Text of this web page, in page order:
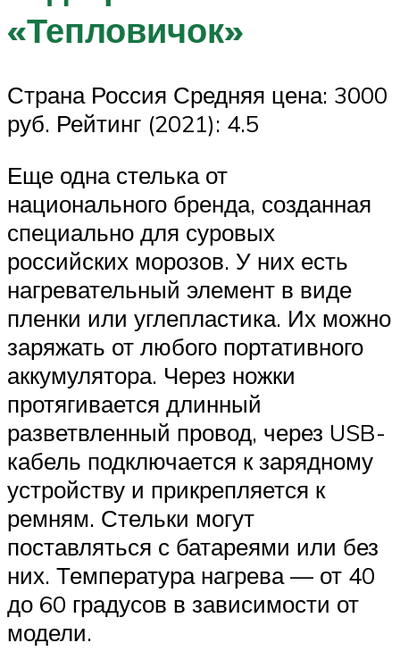
«Тепловичок»
Страна Россия Средняя цена: 3000
руб. Рейтинг (2021): 4.5
Еще одна стелька от
национального бренда, созданная
специально для суровых
российских морозов. У них есть
нагревательный элемент в виде
пленки или углепластика. Их можно
заряжать от любого портативного
аккумулятора. Через ножки
протягивается длинный
разветвленный провод, через USB-
кабель подключается к зарядному
устройству и прикрепляется к
ремням. Стельки могут
поставляться с батареями или без
них. Температура нагрева — от 40
до 60 градусов в зависимости от
модели.